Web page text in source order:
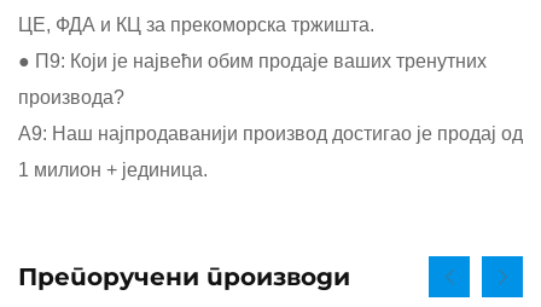
ЦЕ, ФДА и КЦ за прекоморска тржишта.
● П9: Који је највећи обим продаје ваших тренутних
производа?
А9: Наш најпродаванији производ достигао је продај од
1 милион + јединица.
Препоручени производи